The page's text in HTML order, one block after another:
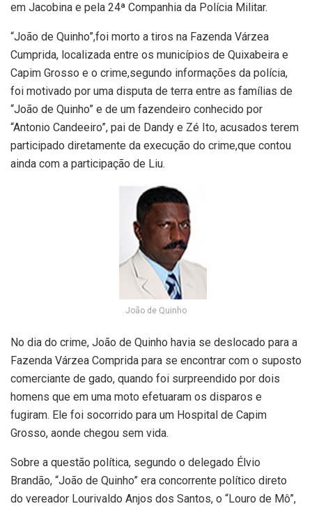
em Jacobina e pela 24ª Companhia da Polícia Militar.
“João de Quinho”,foi morto a tiros na Fazenda Várzea
Cumprida, localizada entre os municípios de Quixabeira e
Capim Grosso e o crime,segundo informações da polícia,
foi motivado por uma disputa de terra entre as famílias de
“João de Quinho” e de um fazendeiro conhecido por
“Antonio Candeeiro”, pai de Dandy e Zé Ito, acusados terem
participado diretamente da execução do crime,que contou
ainda com a participação de Liu.
João de Quinho
No dia do crime, João de Quinho havia se deslocado para a
Fazenda Várzea Comprida para se encontrar com o suposto
comerciante de gado, quando foi surpreendido por dois
homens que em uma moto efetuaram os disparos e
fugiram. Ele foi socorrido para um Hospital de Capim
Grosso, aonde chegou sem vida.
Sobre a questão política, segundo o delegado Élvio
Brandão, “João de Quinho” era concorrente político direto
do vereador Lourivaldo Anjos dos Santos, o “Louro de Mô”,